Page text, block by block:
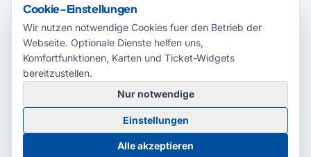
© 2026 Radio Potsdam. Webseite entwickelt durch dieMedienagentur
Babelsberg
BarrierefreiheitserklärungAGBDatenschutzImpressum
Cookie-Einstellungen
Cookie-Einstellungen
Wir nutzen notwendige Cookies fuer den Betrieb der
Webseite. Optionale Dienste helfen uns,
Komfortfunktionen, Karten und Ticket-Widgets
bereitzustellen.
Nur notwendige
Einstellungen
Alle akzeptieren